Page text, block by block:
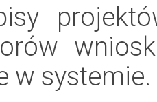
w systemie.